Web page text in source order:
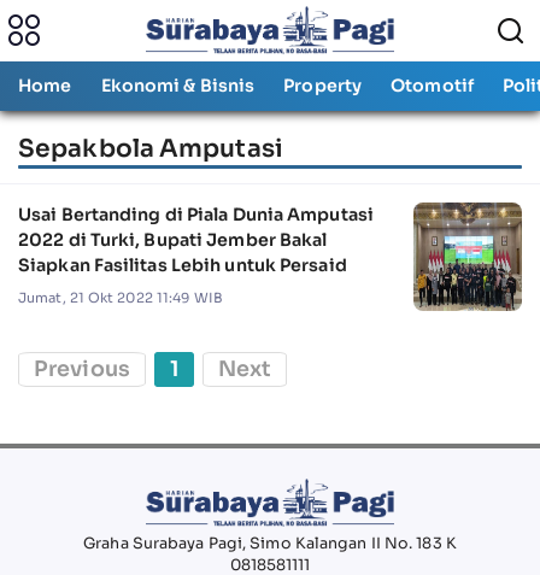
Home Ekonomi & Bisnis Property Otomotif
Sepakbola Amputasi
Usai Bertanding di Piala Dunia Amputasi
2022 di Turki, Bupati Jember Bakal
Siapkan Fasilitas Lebih untuk Persaid
Jumat, 21 Okt 2022 11:49 WIB
Previous 1 Next
Graha Surabaya Pagi, Simo Kalangan II No. 183 K
0818581111